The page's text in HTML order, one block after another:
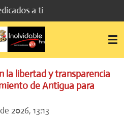
a ti
la libertad y transparencia
de Antigua para
2026, 13:13